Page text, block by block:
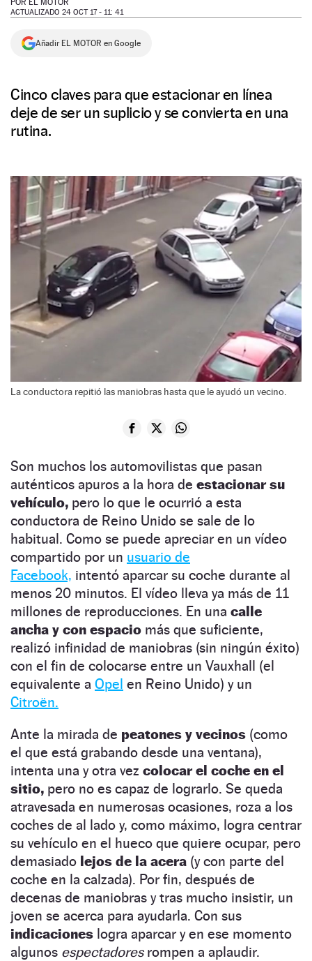
NEWSLETTER
POR EL MOTOR
ACTUALIZADO 24 OCT 17 - 11: 41
Añadir EL MOTOR en Google
Cinco claves para que estacionar en línea
deje de ser un suplicio y se convierta en una
rutina.
La conductora repitió las maniobras hasta que le ayudó un vecino.
Son muchos los automovilistas que pasan
auténticos apuros a la hora de estacionar su
vehículo, pero lo que le ocurrió a esta
conductora de Reino Unido se sale de lo
habitual. Como se puede apreciar en un vídeo
compartido por un usuario de
Facebook, intentó aparcar su coche durante al
menos 20 minutos. El vídeo lleva ya más de 11
millones de reproducciones. En una calle
ancha y con espacio más que suficiente,
realizó infinidad de maniobras (sin ningún éxito)
con el fin de colocarse entre un Vauxhall (el
equivalente a Opel en Reino Unido) y un
Citroën.
Ante la mirada de peatones y vecinos (como
el que está grabando desde una ventana),
intenta una y otra vez colocar el coche en el
sitio, pero no es capaz de lograrlo. Se queda
atravesada en numerosas ocasiones, roza a los
coches de al lado y, como máximo, logra centrar
su vehículo en el hueco que quiere ocupar, pero
demasiado lejos de la acera (y con parte del
coche en la calzada). Por fin, después de
decenas de maniobras y tras mucho insistir, un
joven se acerca para ayudarla. Con sus
indicaciones logra aparcar y en ese momento
algunos espectadoresrompen a aplaudir.